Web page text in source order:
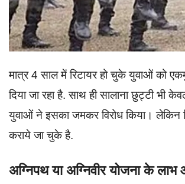
मात्र 4 साल में रिटायर हो चुके युवाओं को
दिया जा रहा है. साथ ही सालाना छुट्टी भी
युवाओं ने इसका जमकर विरोध किया। लेकिन
कराये जा चुके है.
अग्निपथ या अग्निवीर योजना के लाभ